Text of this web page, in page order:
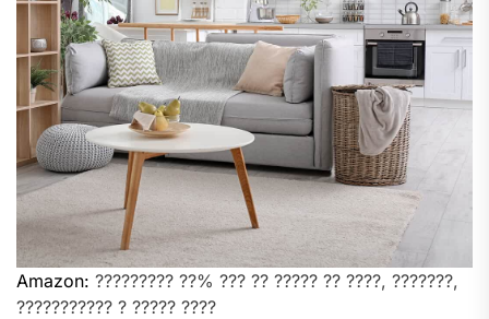
Amazon: ????????? ??% ??? ?? ????? ?? ????, ???????,
??????????? ? ????? ????